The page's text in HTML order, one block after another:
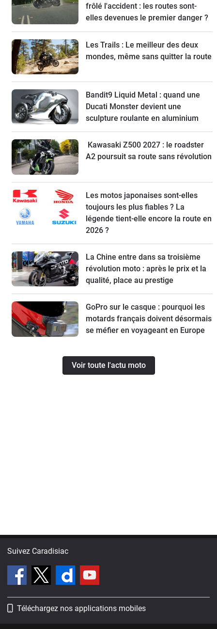
frôlé l'accident : les routes sont-
elles devenues le premier danger ?
Les Trails : Le meilleur des deux
mondes, même sans quitter la route
Bandit9 Liquid Metal : quand une
Ducati Monster devient une
sculpture roulante en aluminium
Kawasaki Z500 2027 : le roadster
A2 poursuit sa route sans révolution
Les motos japonaises sont-elles
toujours les plus fiables ? La
légende tient-elle encore la route en
2026 ?
La Chine entre dans sa troisième
révolution moto : après le prix et la
qualité, place au prestige
GoPro sur le casque : pourquoi les
motards français doivent désormais
se méfier en voyageant en Europe
Voir toute l'actu moto
Suivez Caradisiac
Téléchargez nos applications mobiles